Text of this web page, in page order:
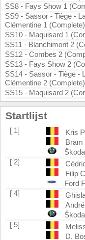
SS8 - Fays Show 1
SS9 - Sassor - Tiège -
Clémentine 1 (Complete)
SS10 - Maquisard 1
SS11 - Blanchimont 2
SS12 - Combes 2
SS13 - Fays Show 2
SS14 - Sassor - Tiège -
Clémentine 2 (Complete)
SS15 - Maquisard 2
Startlijst
[ 1]
Kris
Bram
[ 2]
Filip
Ford
[ 4]
[ 5]
D.